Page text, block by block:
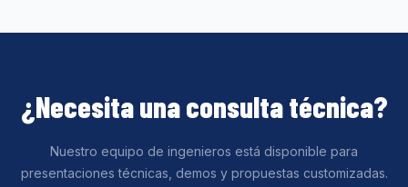
¿Necesita una consulta técnica?
Nuestro equipo de ingenieros está disponible para
presentaciones técnicas, demos y propuestas customizadas.